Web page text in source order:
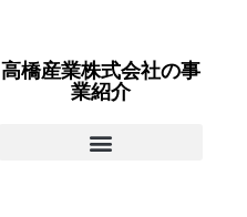
高橋産業株式会社の事
業紹介